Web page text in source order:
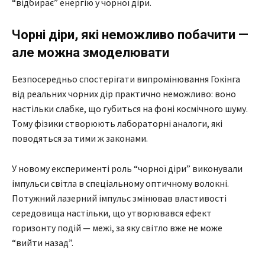
Чорні діри, які неможливо побачити —
але можна змоделювати
Безпосередньо спостерігати випромінювання Гокінга
від реальних чорних дір практично неможливо: воно
настільки слабке, що губиться на фоні космічного шуму.
Тому фізики створюють лабораторні аналоги, які
поводяться за тими ж законами.
У новому експерименті роль “чорної діри” виконували
імпульси світла в спеціальному оптичному волокні.
Потужний лазерний імпульс змінював властивості
середовища настільки, що утворювався ефект
горизонту подій — межі, за яку світло вже не може
“вийти назад”.